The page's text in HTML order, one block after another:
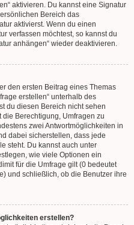
aktivieren. Du kannst eine Signatur
Bereich das
aktivierst. Wenn du einen
verfassen möchtest, so kannst du
anhängen“ wieder deaktivieren.
den ersten Beitrag eines Themas
erstellen“ unterhalb des
du diesen Bereich nicht sehen
Berechtigung, Umfragen zu
zwei Antwortmöglichkeiten in
dabei sicherstellen, dass jede
steht. Du kannst auch unter
wie viele Optionen ein
für die Umfrage gilt (0 bedeutet
und schließlich, ob die Benutzer ihre
erstellen?